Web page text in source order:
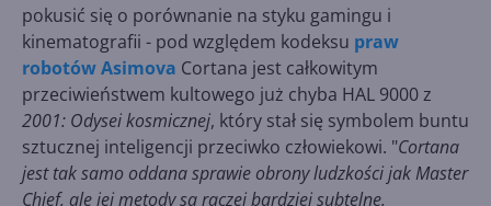
pokusić się o porównanie na styku gamingu i
kinematografii - pod względem kodeksu praw
robotów Asimova Cortana jest całkowitym
przeciwieństwem kultowego już chyba HAL 9000 z
2001: Odysei kosmicznej, który stał się symbolem buntu
sztucznej inteligencji przeciwko człowiekowi. "Cortana
jest tak samo oddana sprawie obrony ludzkości jak Master
Chief, ale jej metody są raczej bardziej subtelne,